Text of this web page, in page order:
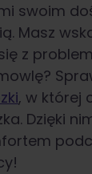
swoim
Masz
z
, w której
Dzięki